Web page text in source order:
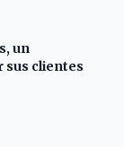
un
sus clientes